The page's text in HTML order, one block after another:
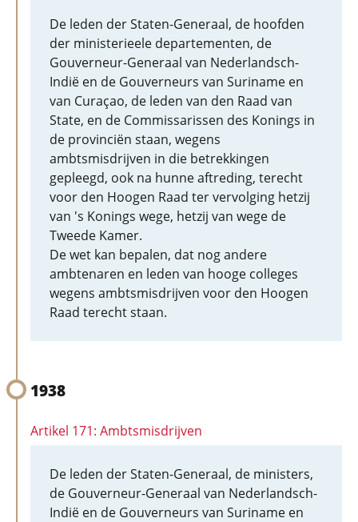
De leden der Staten-Generaal, de hoofden
der ministerieele departementen, de
Gouverneur-Generaal van Nederlandsch-
Indië en de Gouverneurs van Suriname en
van Curaçao, de leden van den Raad van
State, en de Commissarissen des Konings in
de provinciën staan, wegens
ambtsmisdrijven in die betrekkingen
gepleegd, ook na hunne aftreding, terecht
voor den Hoogen Raad ter vervolging hetzij
van 's Konings wege, hetzij van wege de
Tweede Kamer.
De wet kan bepalen, dat nog andere
ambtenaren en leden van hooge colleges
wegens ambtsmisdrijven voor den Hoogen
Raad terecht staan.
1938
Artikel 171: Ambtsmisdrijven
De leden der Staten-Generaal, de ministers,
de Gouverneur-Generaal van Nederlandsch-
Indië en de Gouverneurs van Suriname en